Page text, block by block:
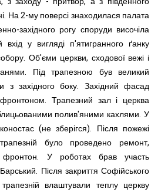
На 2-му поверсі знаходилася палата
нно-західного рогу споруди височіла
у вигляді п'ятигранного ґанку
Об'єми церкви, сходової вежі і
Під трапезною був великий
з західного боку. Західний фасад
Трапезний зал і церква
полив'яними кахлями. У
(не зберігся). Після пожежі
було проведено ремонт,
фронтон. У роботах брав участь
Після закриття Софійського
влаштували теплу церкву